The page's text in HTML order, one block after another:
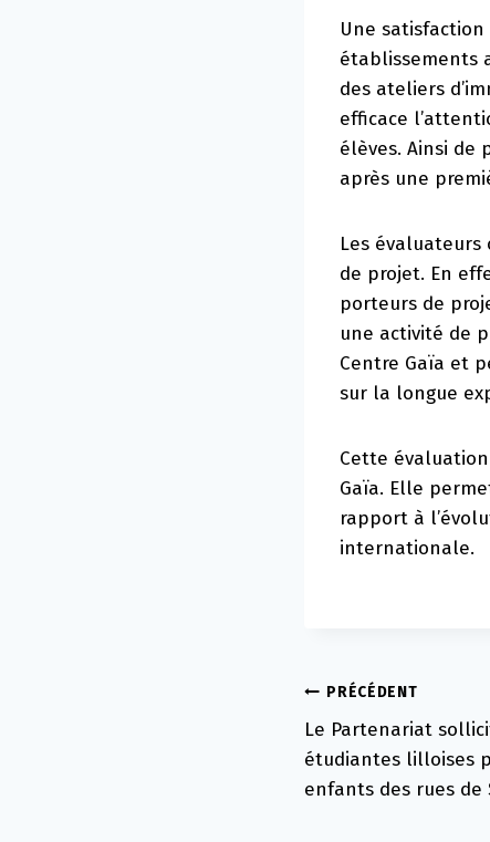
Une
établissements
des ateliers
efficace
élèves. Ainsi de
après une
Les
de projet. En
porteurs de
une activité de
Centre Gaïa et
sur la longue
Cette
Gaïa. Elle
rapport à
internationale.
Navigation
de
l’article
PRÉCÉDENT
Le Partenariat
étudiantes lilloises
enfants des rues de